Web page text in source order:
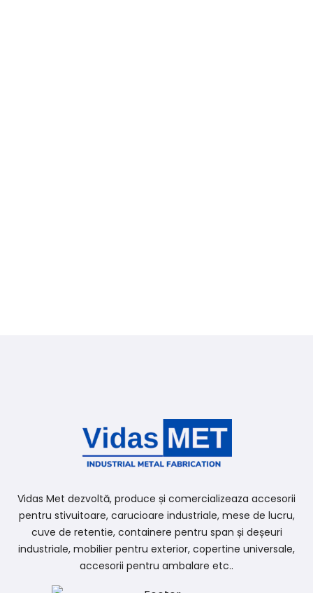
Vidas Met dezvoltă, produce și comercializeaza accesorii
pentru stivuitoare, carucioare industriale, mese de lucru,
cuve de retentie, containere pentru span și deșeuri
industriale, mobilier pentru exterior, copertine universale,
accesorii pentru ambalare etc..